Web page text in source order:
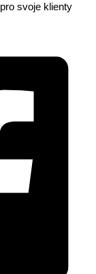
svoje klienty